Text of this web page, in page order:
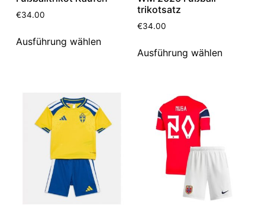
€34.00
Ausführung wählen
trikotsatz
€34.00
Ausführung wählen